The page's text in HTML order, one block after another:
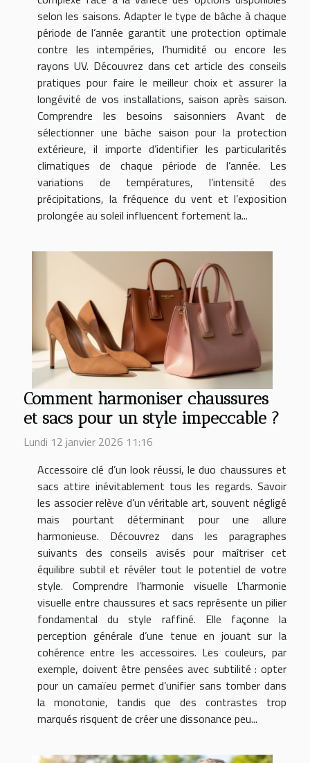
selon les saisons. Adapter le type de bâche à chaque
période de l’année garantit une protection optimale
contre les intempéries, l’humidité ou encore les
rayons UV. Découvrez dans cet article des conseils
pratiques pour faire le meilleur choix et assurer la
longévité de vos installations, saison après saison.
Comprendre les besoins saisonniers Avant de
sélectionner une bâche saison pour la protection
extérieure, il importe d’identifier les particularités
climatiques de chaque période de l’année. Les
variations de températures, l’intensité des
précipitations, la fréquence du vent et l’exposition
prolongée au soleil influencent fortement la...
Comment harmoniser chaussures
et sacs pour un style impeccable ?
Lundi 12 janvier 2026 11:16
Accessoire clé d’un look réussi, le duo chaussures et
sacs attire inévitablement tous les regards. Savoir
les associer relève d’un véritable art, souvent négligé
mais pourtant déterminant pour une allure
harmonieuse. Découvrez dans les paragraphes
suivants des conseils avisés pour maîtriser cet
équilibre subtil et révéler tout le potentiel de votre
style. Comprendre l’harmonie visuelle L’harmonie
visuelle entre chaussures et sacs représente un pilier
fondamental du style raffiné. Elle façonne la
perception générale d’une tenue en jouant sur la
cohérence entre les accessoires. Les couleurs, par
exemple, doivent être pensées avec subtilité : opter
pour un camaïeu permet d’unifier sans tomber dans
la monotonie, tandis que des contrastes trop
marqués risquent de créer une dissonance peu...